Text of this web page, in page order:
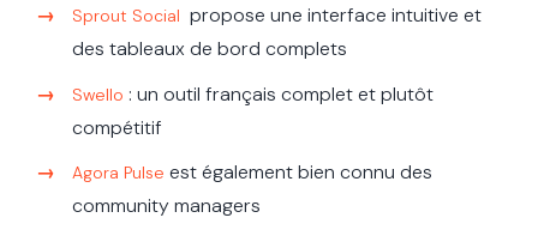
Sprout Social propose une interface intuitive et
des tableaux de bord complets
Swello : un outil français complet et plutôt
compétitif
Agora Pulse est également bien connu des
community managers